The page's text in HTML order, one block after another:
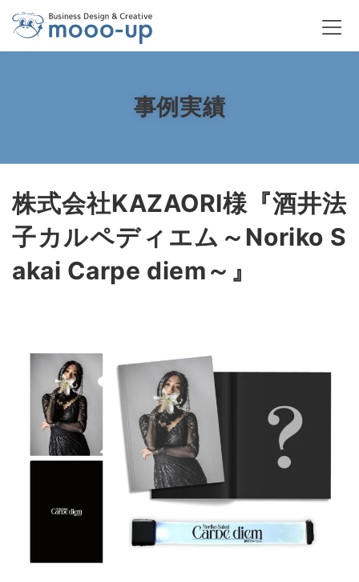
ン
ー
事例実績
株式会社KAZAORI様『酒井法
子カルペディエム～Noriko S
akai Carpe diem～』